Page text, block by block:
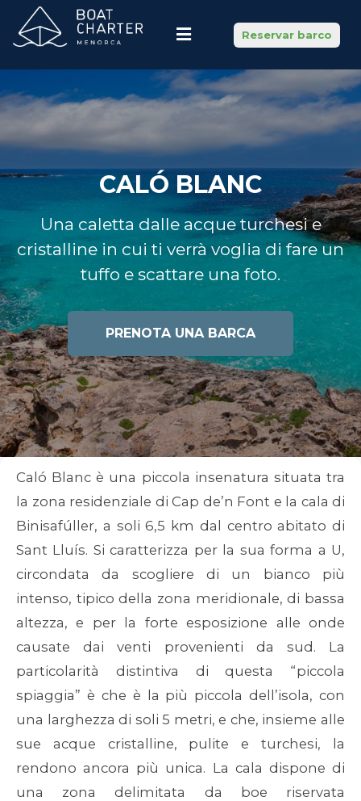
Reservar barco
CALÓ BLANC
Una caletta dalle acque turchesi e
cristalline in cui ti verrà voglia di fare un
tuffo e scattare una foto.
PRENOTA UNA BARCA
Caló Blanc è una piccola insenatura situata tra
la zona residenziale di Cap de’n Font e la cala di
Binisafúller, a soli 6,5 km dal centro abitato di
Sant Lluís. Si caratterizza per la sua forma a U,
circondata da scogliere di un bianco più
intenso, tipico della zona meridionale, di bassa
altezza, e per la forte esposizione alle onde
causate dai venti provenienti da sud. La
particolarità distintiva di questa “piccola
spiaggia” è che è la più piccola dell’isola, con
una larghezza di soli 5 metri, e che, insieme alle
sue acque cristalline, pulite e turchesi, la
rendono ancora più unica. La cala dispone di
una zona delimitata da boe riservata